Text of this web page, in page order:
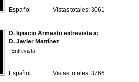
Español Vistas totales: 3061
D. Ignacio Armesto entrevista a:
D. Javier Martínez
Entrevista
Español Vistas totales: 3766